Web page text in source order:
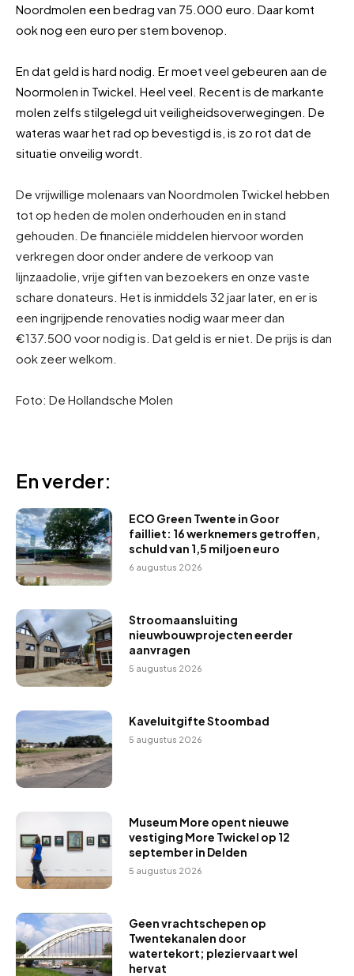
Noordmolen een bedrag van 75.000 euro. Daar komt
ook nog een euro per stem bovenop.
En dat geld is hard nodig. Er moet veel gebeuren aan de
Noormolen in Twickel. Heel veel. Recent is de markante
molen zelfs stilgelegd uit veiligheidsoverwegingen. De
wateras waar het rad op bevestigd is, is zo rot dat de
situatie onveilig wordt.
De vrijwillige molenaars van Noordmolen Twickel hebben
tot op heden de molen onderhouden en in stand
gehouden. De financiële middelen hiervoor worden
verkregen door onder andere de verkoop van
lijnzaadolie, vrije giften van bezoekers en onze vaste
schare donateurs. Het is inmiddels 32 jaar later, en er is
een ingrijpende renovaties nodig waar meer dan
€137.500 voor nodig is. Dat geld is er niet. De prijs is dan
ook zeer welkom.
Foto: De Hollandsche Molen
En verder:
ECO Green Twente in Goor
failliet: 16 werknemers getroffen,
schuld van 1,5 miljoen euro
6 augustus 2026
Stroomaansluiting
nieuwbouwprojecten eerder
aanvragen
5 augustus 2026
Kaveluitgifte Stoombad
5 augustus 2026
Museum More opent nieuwe
vestiging More Twickel op 12
september in Delden
5 augustus 2026
Geen vrachtschepen op
Twentekanalen door
watertekort; pleziervaart wel
hervat